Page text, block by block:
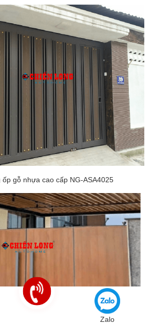
gỗ nhựa cao cấp NG-ASA4025
Zalo